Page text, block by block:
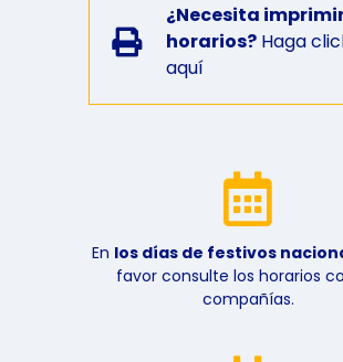
¿Necesita
horarios?Haga
aquí
En los días de festivos
favor consulte los horarios
compañías.